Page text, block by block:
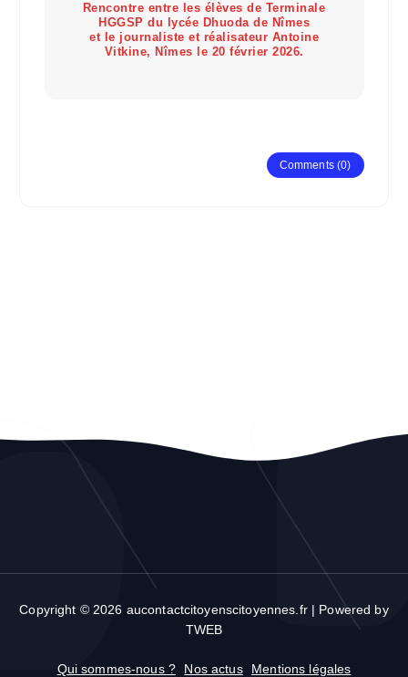
Rencontre entre les élèves de Terminale
HGGSP du lycée Dhuoda de Nîmes
et le journaliste et réalisateur Antoine
Vitkine, Nîmes le 20 février 2026.
Comments (0)
Copyright © 2026 aucontactcitoyenscitoyennes.fr | Powered by
TWEB
Qui sommes-nous ? Nos actus Mentions légales